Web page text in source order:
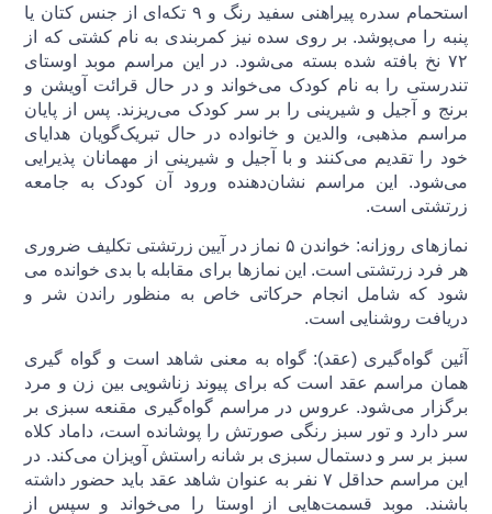
استحمام سدره پیراهنی سفید رنگ و ۹ تکه‌ای از جنس کتان یا
پنبه را می‌پوشد. بر روی سده نیز کمربندی به نام کشتی که از
۷۲ نخ بافته شده بسته می‌شود. در این مراسم موبد اوستای
تندرستی را به نام کودک می‌خواند و در حال قرائت آویشن و
برنج و آجیل و شیرینی را بر سر کودک می‌ریزند. پس از پایان
مراسم مذهبی، والدین و خانواده در حال تبریک‌گویان هدایای
خود را تقدیم می‌کنند و با آجیل و شیرینی از مهمانان پذیرایی
می‌شود. این مراسم نشان‌دهنده ورود آن کودک به جامعه
زرتشتی است.
نماز‌های روزانه: خواندن ۵ نماز در آیین زرتشتی تکلیف ضروری
هر فرد زرتشتی است. این نمازها برای مقابله با بدی خوانده می
شود که شامل انجام حرکاتی خاص به منظور راندن شر و
دریافت روشنایی است.
آئین گواه‌گیری (‌عقد): گواه به معنی شاهد است و گواه گیری
همان مراسم عقد است که برای پیوند زناشویی بین زن و مرد
برگزار می‌شود. عروس در مراسم گواه‌گیری مقنعه سبزی بر
سر دارد و تور سبز رنگی صورتش را پوشانده است، داماد کلاه
سبز بر سر و دستمال سبزی بر شانه راستش آویزان می‌کند. در
این مراسم حداقل ۷ نفر به عنوان شاهد عقد باید حضور داشته
باشند. موبد قسمت‌هایی از اوستا را می‌خواند و سپس از